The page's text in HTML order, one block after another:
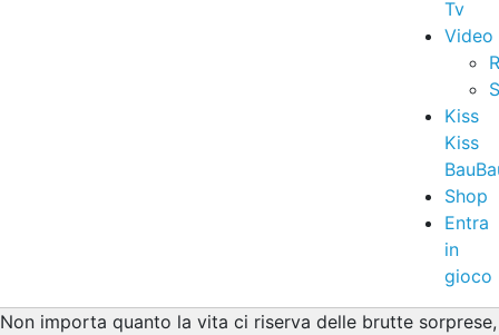
Tv
Video
Kiss
Kiss
Shop
Entra
in
gioco
Non importa quanto la vita ci riserva delle brutte sorprese,